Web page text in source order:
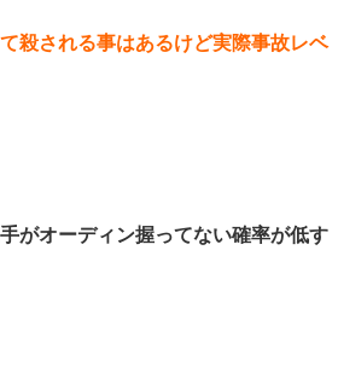
殺される事はあるけど実際事故レベ
がオーディン握ってない確率が低す